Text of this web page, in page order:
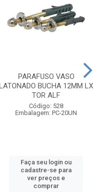
PARAFUSO VASO
BUCHA 12MM LX
TOR ALF
Código: 528
Embalagem: PC-20UN
Faça seu login ou
cadastre-se para
ver preços e
comprar